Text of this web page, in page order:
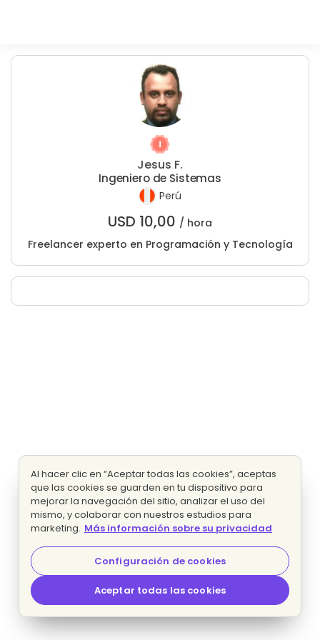
Jesus F.
Ingeniero de Sistemas
Perú
USD 10,00 / hora
Freelancer experto en Programación y Tecnología
Al hacer clic en “Aceptar todas las cookies”, aceptas
que las cookies se guarden en tu dispositivo para
mejorar la navegación del sitio, analizar el uso del
mismo, y colaborar con nuestros estudios para
marketing. Más información sobre su privacidad
Configuración de cookies
Aceptar todas las cookies